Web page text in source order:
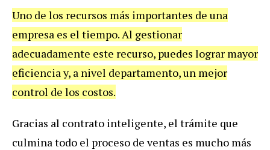
Uno de los recursos más importantes de una
empresa es el tiempo. Al gestionar
adecuadamente este recurso, puedes lograr mayor
eficiencia y, a nivel departamento, un mejor
control de los costos.
Gracias al contrato inteligente, el trámite que
culmina todo el proceso de ventas es mucho más